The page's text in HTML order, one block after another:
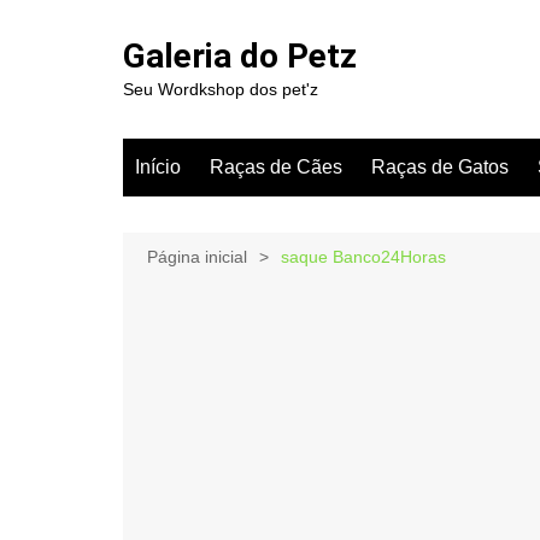
Galeria do Petz
Seu Wordkshop dos pet'z
Início Raças de Cães Raças de Gatos
Página inicial saque Banco24Horas